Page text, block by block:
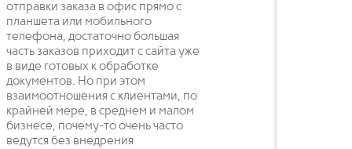
отправки заказа в офис прямо с
планшета или мобильного
телефона, достаточно большая
часть заказов приходит с сайта уже
в виде готовых к обработке
документов. Но при этом
взаимоотношения с клиентами, по
крайней мере, в среднем и малом
бизнесе, почему-то очень часто
ведутся без внедрения